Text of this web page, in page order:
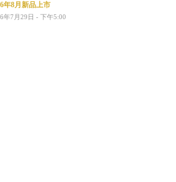
年8月新品上市
年7月29日 - 下午5:00